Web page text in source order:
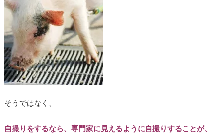
そうではなく、
自撮りをするなら、専門家に見えるように自撮りすることが、